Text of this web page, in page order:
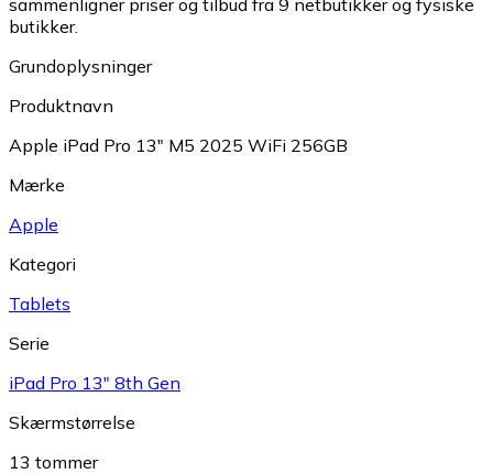
butikker.
Grundoplysninger
Produktnavn
Apple iPad Pro 13" M5 2025 WiFi 256GB
Mærke
Apple
Kategori
Tablets
Serie
iPad Pro 13" 8th Gen
Skærmstørrelse
13 tommer